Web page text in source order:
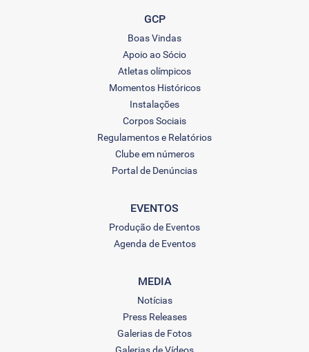
GCP
Boas Vindas
Apoio ao Sócio
Atletas olímpicos
Momentos Históricos
Instalações
Corpos Sociais
Regulamentos e Relatórios
Clube em números
Portal de Denúncias
EVENTOS
Produção de Eventos
Agenda de Eventos
MEDIA
Notícias
Press Releases
Galerias de Fotos